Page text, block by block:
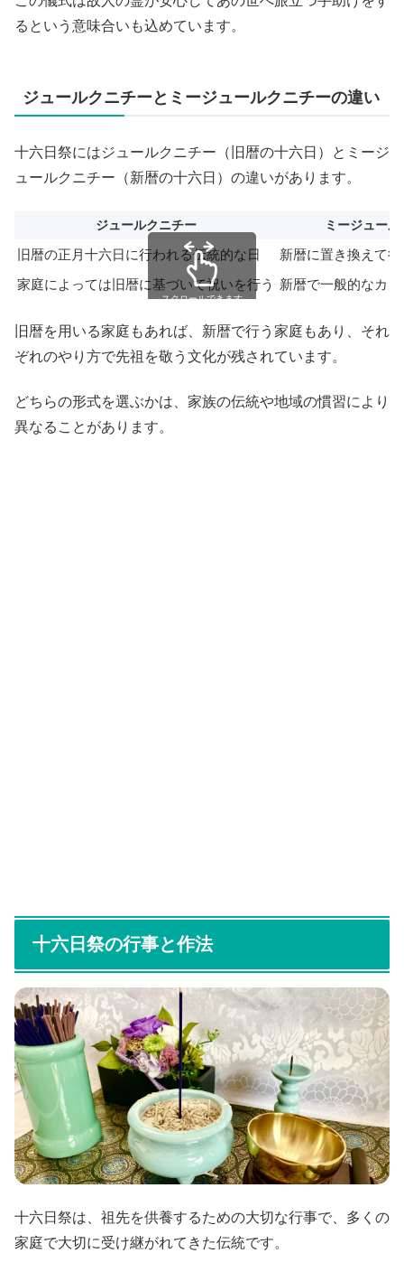
るという意味合いも込めています。
ジュールクニチーとミージュールクニチーの違い
十六日祭にはジュールクニチー（旧暦の十六日）とミージ
ュールクニチー（新暦の十六日）の違いがあります。
ジュールクニチー ミージュー
旧暦の正月十六日に行われる伝統的な日
新暦に置き換えて
家庭によっては旧暦に基づいて祝いを行う
新暦で一般的なカ
スクロールできます
旧暦を用いる家庭もあれば、新暦で行う家庭もあり、それ
ぞれのやり方で先祖を敬う文化が残されています。
どちらの形式を選ぶかは、家族の伝統や地域の慣習により
異なることがあります。
十六日祭の行事と作法
十六日祭は、祖先を供養するための大切な行事で、多くの
家庭で大切に受け継がれてきた伝統です。